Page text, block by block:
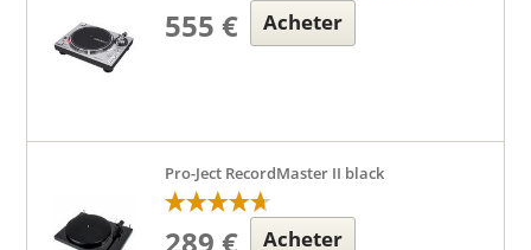
555 € Acheter
Pro-Ject RecordMaster II black
Acheter